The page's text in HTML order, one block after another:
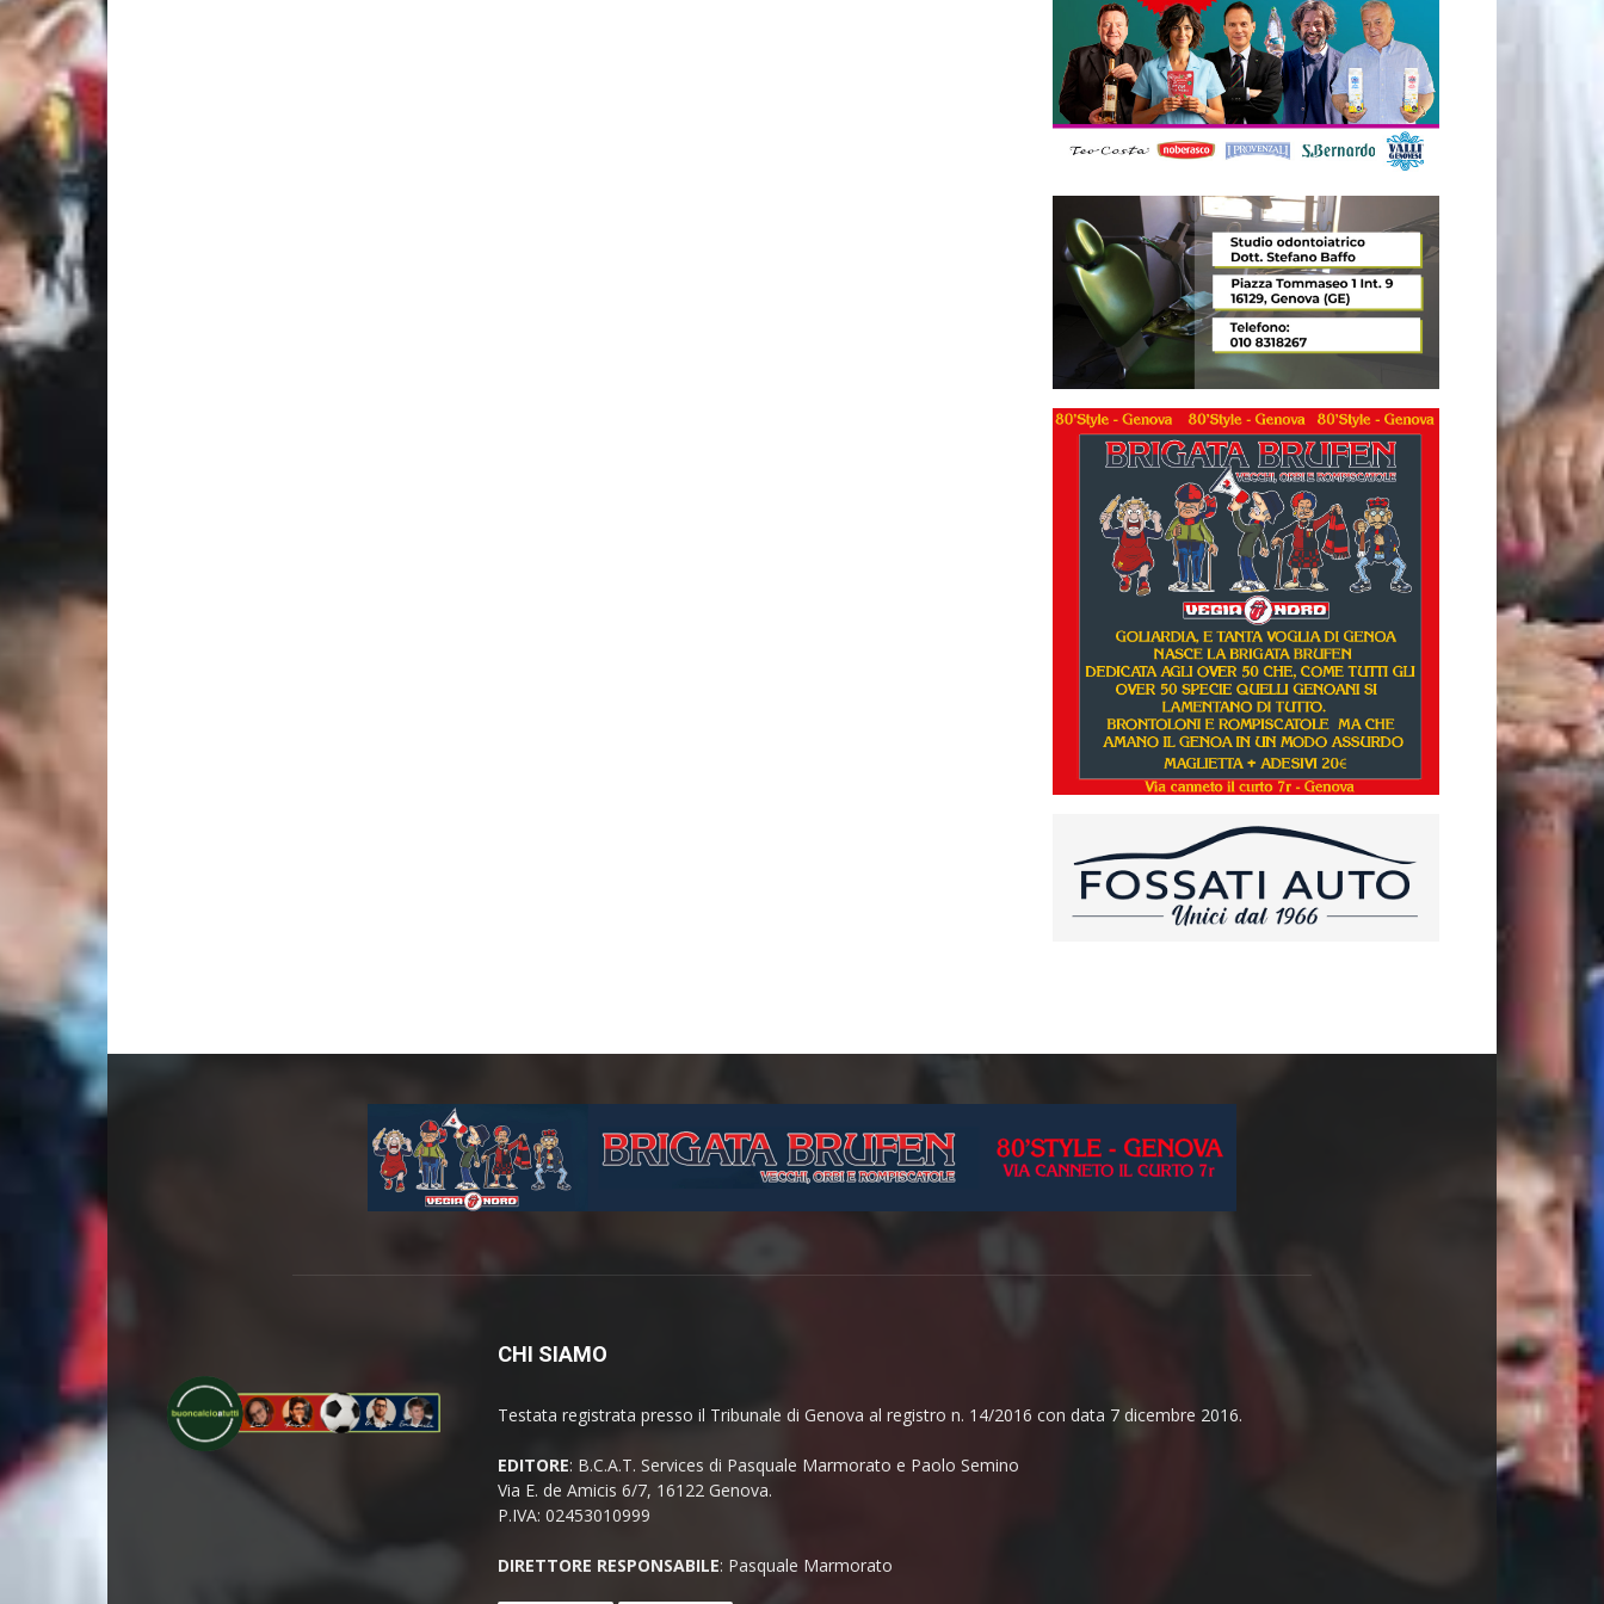
CHI SIAMO
Testata registrata presso il Tribunale di Genova al registro n. 14/2016 con data 7 dicembre 2016.
EDITORE: B.C.A.T. Services di Pasquale Marmorato e Paolo Semino
Via E. de Amicis 6/7, 16122 Genova.
P.IVA: 02453010999
DIRETTORE RESPONSABILE: Pasquale Marmorato